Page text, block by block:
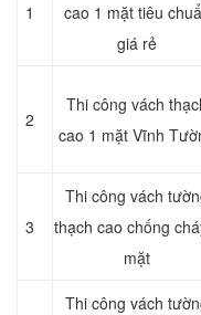
1
cao 1 mặt tiêu
giá rẻ
2
Thi công vách
cao 1 mặt Vĩnh
3
Thi công vách
thạch cao chống
mặt
Thi công vách